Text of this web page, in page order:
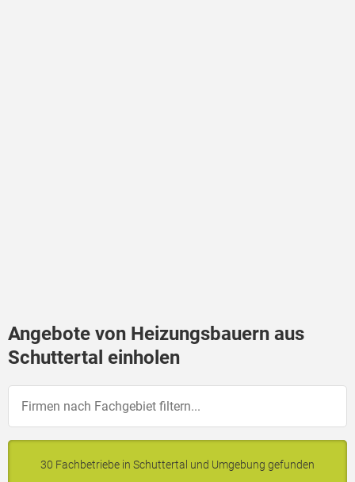
Angebote von Heizungsbauern aus
Schuttertal einholen
30 Fachbetriebe in Schuttertal und Umgebung gefunden